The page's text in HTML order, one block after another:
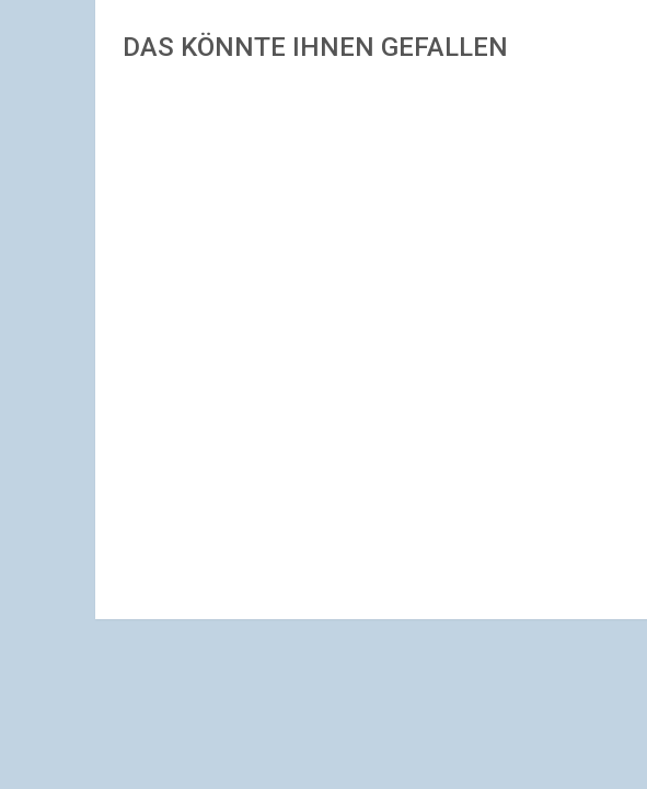
DAS KÖNNTE IHNEN GEFALLEN